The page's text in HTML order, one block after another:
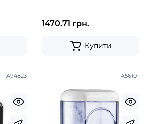
1470.71 грн.
Купити
A94823 A56101